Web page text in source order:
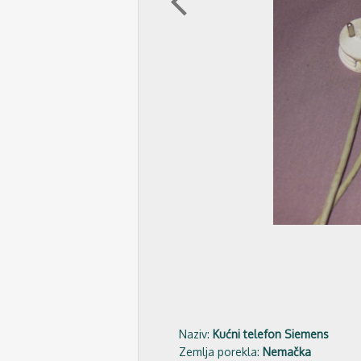
Naziv: Kućni telefon Siemens
Zemlja porekla: Nemačka